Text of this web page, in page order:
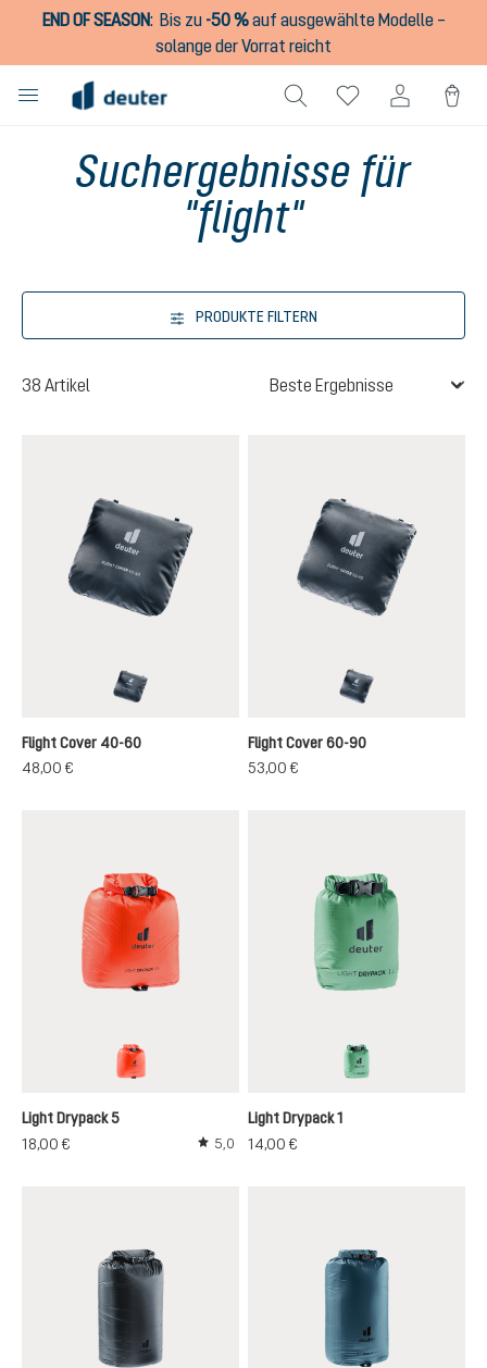
springen
END OF SEASON: Bis zu -50 %auf ausgewählte Modelle –
solange der Vorrat reicht
Suchergebnisse für
"flight"
PRODUKTE FILTERN
38 Artikel
black
Flight Cover 40-60
48,00 €
black
Flight Cover 60-90
53,00 €
papaya
Light Drypack 5
18,00 €
Durchschnittliche Bewertung von 5 von
5,0
spearmint
Light Drypack 1
14,00 €